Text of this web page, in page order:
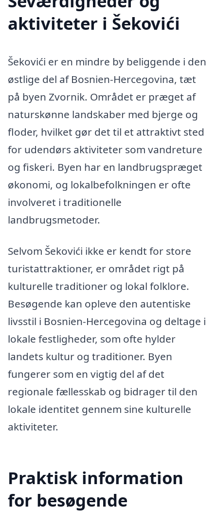
aktiviteter i Šekovići
Šekovići er en mindre by beliggende i den
østlige del af Bosnien-Hercegovina, tæt
på byen Zvornik. Området er præget af
naturskønne landskaber med bjerge og
floder, hvilket gør det til et attraktivt sted
for udendørs aktiviteter som vandreture
og fiskeri. Byen har en landbrugspræget
økonomi, og lokalbefolkningen er ofte
involveret i traditionelle
landbrugsmetoder.
Selvom Šekovići ikke er kendt for store
turistattraktioner, er området rigt på
kulturelle traditioner og lokal folklore.
Besøgende kan opleve den autentiske
livsstil i Bosnien-Hercegovina og deltage i
lokale festligheder, som ofte hylder
landets kultur og traditioner. Byen
fungerer som en vigtig del af det
regionale fællesskab og bidrager til den
lokale identitet gennem sine kulturelle
aktiviteter.
Praktisk information
for besøgende